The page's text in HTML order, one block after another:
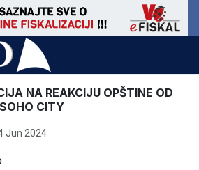
NA REAKCIJU OPŠTINE OD
CITY
Jun 2024